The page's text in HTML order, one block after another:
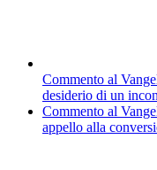
Commento al
desiderio di un
Commento al
appello alla